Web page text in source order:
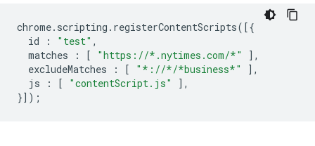
chrome. scripting . registerContentScripts([{
id
: "test" ,
matches
: [ "https://*.nytimes.com/*"
],
excludeMatches
: [ "*://*/*business*"
],
js
: [ "contentScript.js"
],
}]);